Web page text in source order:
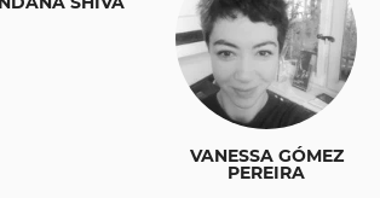
VANESSA GÓMEZ
PEREIRA